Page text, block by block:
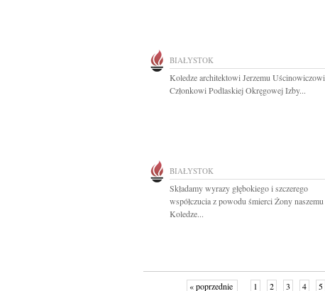
BIAŁYSTOK
Koledze architektowi Jerzemu Uścinowiczowi
Członkowi Podlaskiej Okręgowej Izby...
BIAŁYSTOK
Składamy wyrazy głębokiego i szczerego
współczucia z powodu śmierci Żony naszemu
Koledze...
« poprzednie 1 2 3 4 5